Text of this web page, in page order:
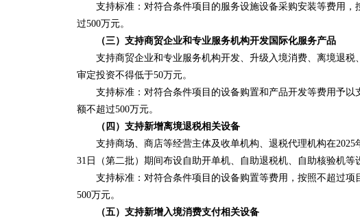
支持标准：对符合条件项目的服务设施设备采购安装等费用，
过500万元。
（三）支持商贸企业和专业服务机构开发国际化服务产品
支持商贸企业和专业服务机构开发、升级入境消费、离境退税
审定投资不得低于50万元。
支持标准：对符合条件项目的设备购置和产品开发等费用予以
额不超过500万元。
（四）支持新增离境退税相关设备
支持商场、商店等经营主体及收单机构、退税代理机构在2025
31日（第二批）期间布设自助开单机、自助退税机、自助核验机等
支持标准：对符合条件项目的设备购置等费用，按照不超过项
500万元。
（五）支持新增入境消费支付相关设备